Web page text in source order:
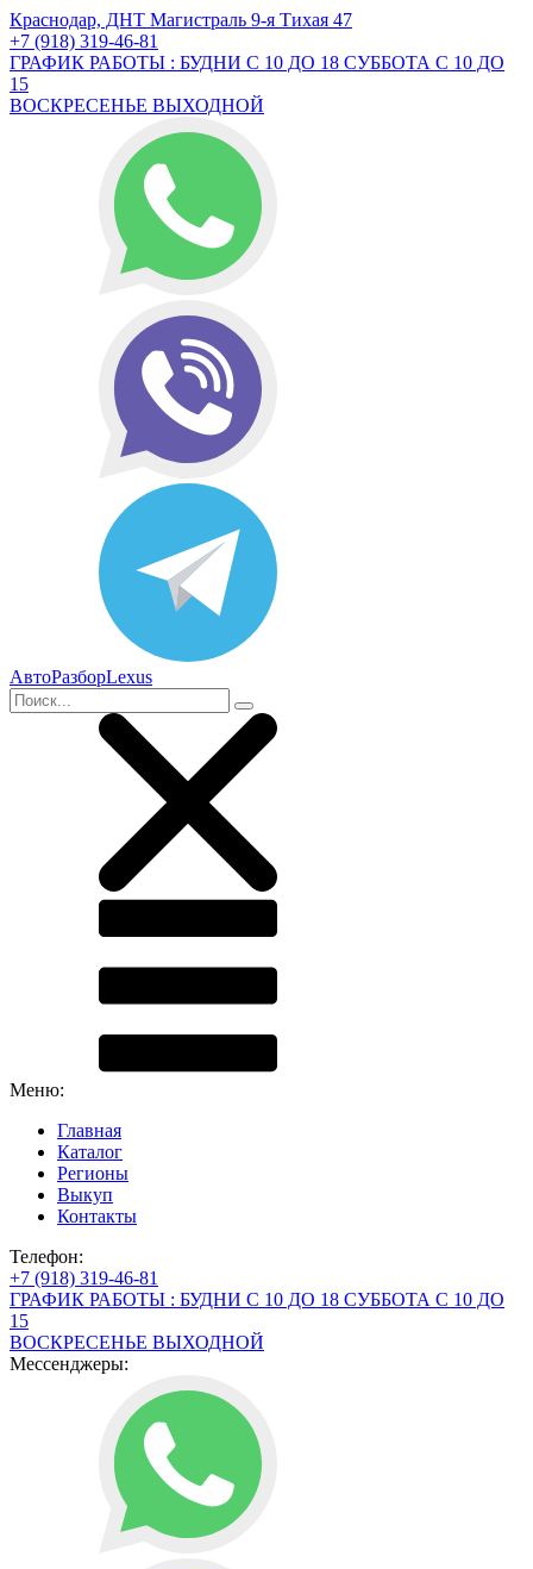
Краснодар, ДНТ Магистраль 9-я Тихая 47
+7 (918) 319-46-81
ГРАФИК РАБОТЫ : БУДНИ С 10 ДО 18 СУББОТА С 10 ДО
15
ВОСКРЕСЕНЬЕ ВЫХОДНОЙ
АвтоРазборLexus
Меню:
Главная
Каталог
Регионы
Выкуп
Контакты
Телефон:
+7 (918) 319-46-81
ГРАФИК РАБОТЫ : БУДНИ С 10 ДО 18 СУББОТА С 10 ДО
15
ВОСКРЕСЕНЬЕ ВЫХОДНОЙ
Мессенджеры: